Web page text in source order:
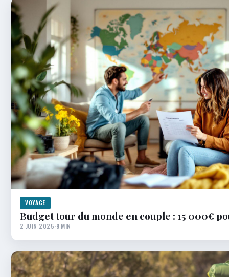
VOYAGE
Budget tour du monde en couple : 15 000€
2 JUIN 2025·9 MIN